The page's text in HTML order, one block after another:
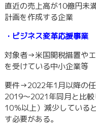
直近の売上高が10億円未
計画を作成する企業
・ビジネス変革応援事業
対象者→米国関税措置や
を受けている中小企業等
要件→2022年1月以降の任
2019～2021年同月と比
10％以上）減少している
す必要がある。